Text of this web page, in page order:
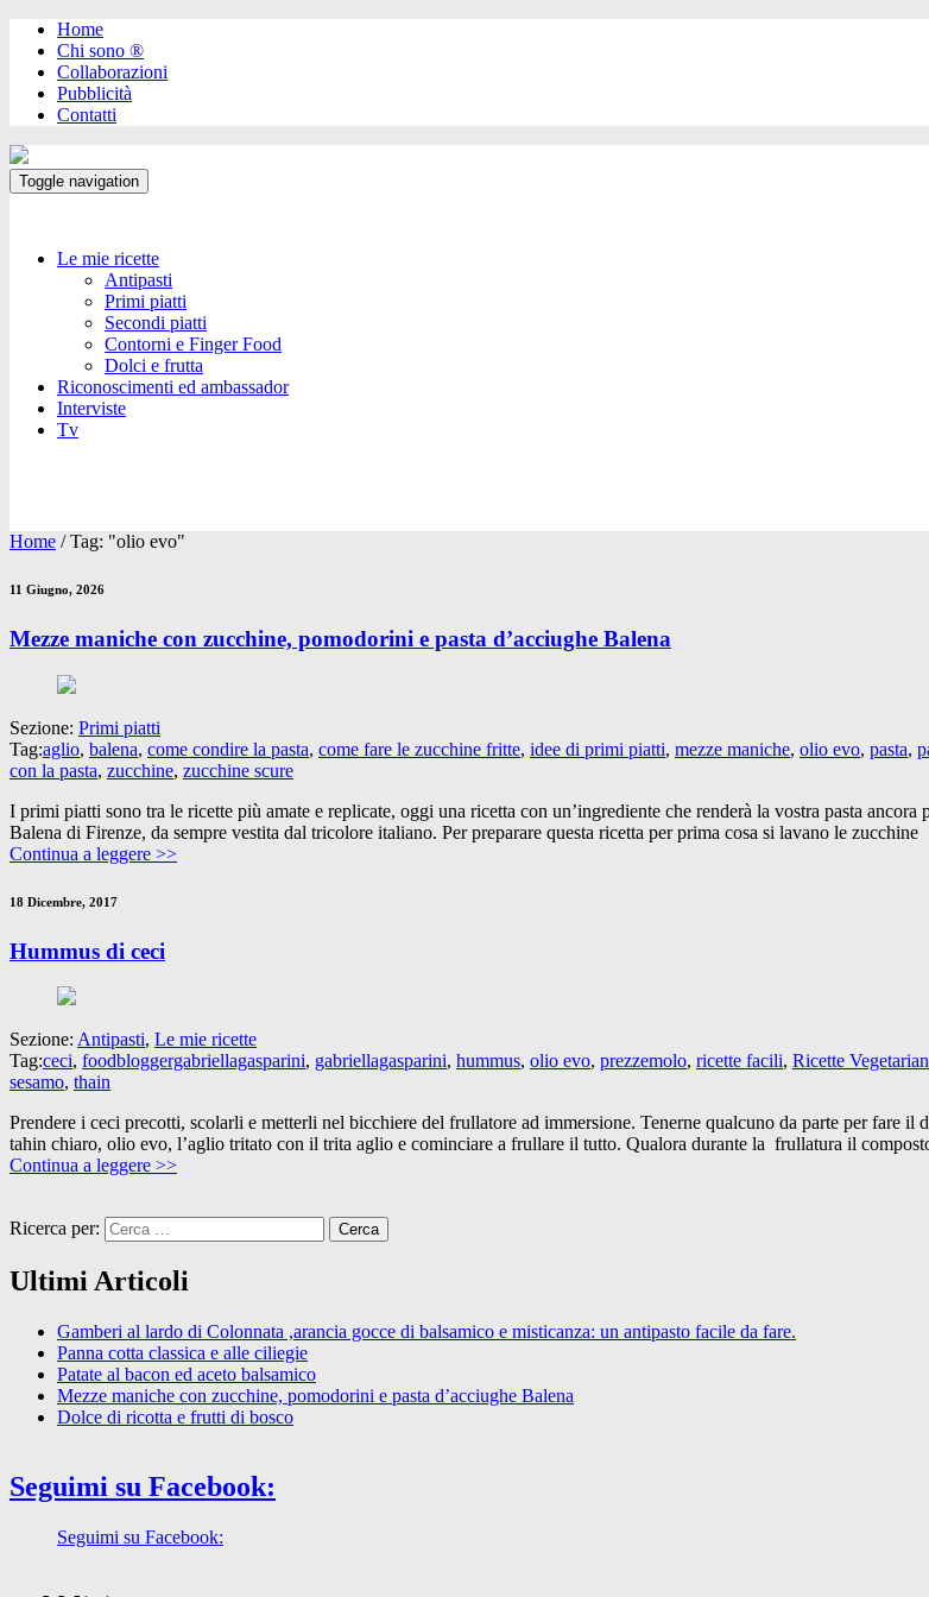
Home
Chi sono ®️
Collaborazioni
Pubblicità
Contatti
Toggle navigation
Le mie ricette
Antipasti
Primi piatti
Secondi piatti
Contorni e Finger Food
Dolci e frutta
Riconoscimenti ed ambassador
Interviste
Tv
Home /Tag: "olio evo"
11 Giugno, 2026
Mezze maniche con zucchine, pomodorini e pasta d’acciughe Balena
Sezione: Primi piatti
Tag:aglio, balena, come condire la pasta, come fare le zucchine fritte, idee di primi piatti, mezze maniche, olio evo, pasta,
con la pasta, zucchine, zucchine scure
I primi piatti sono tra le ricette più amate e replicate, oggi una ricetta con un’ingrediente che renderà la vostra pasta
Balena di Firenze, da sempre vestita dal tricolore italiano. Per preparare questa ricetta per prima cosa si lavano le zucchine
Continua a leggere >>
18 Dicembre, 2017
Hummus di ceci
Sezione: Antipasti, Le mie ricette
Tag:ceci, foodbloggergabriellagasparini, gabriellagasparini, hummus, olio evo, prezzemolo, ricette facili, Ricette
sesamo, thain
Prendere i ceci precotti, scolarli e metterli nel bicchiere del frullatore ad immersione. Tenerne qualcuno da parte per fare
tahin chiaro, olio evo, l’aglio tritato con il trita aglio e cominciare a frullare il tutto. Qualora durante la frullatura il
Continua a leggere >>
Ricerca per:
Ultimi Articoli
Gamberi al lardo di Colonnata ,arancia gocce di balsamico e misticanza: un antipasto facile da fare.
Panna cotta classica e alle ciliegie
Patate al bacon ed aceto balsamico
Mezze maniche con zucchine, pomodorini e pasta d’acciughe Balena
Dolce di ricotta e frutti di bosco
Seguimi su Facebook:
Seguimi su Facebook: